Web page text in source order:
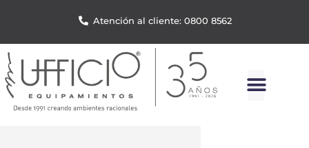
Atención al cliente: 0800 8562